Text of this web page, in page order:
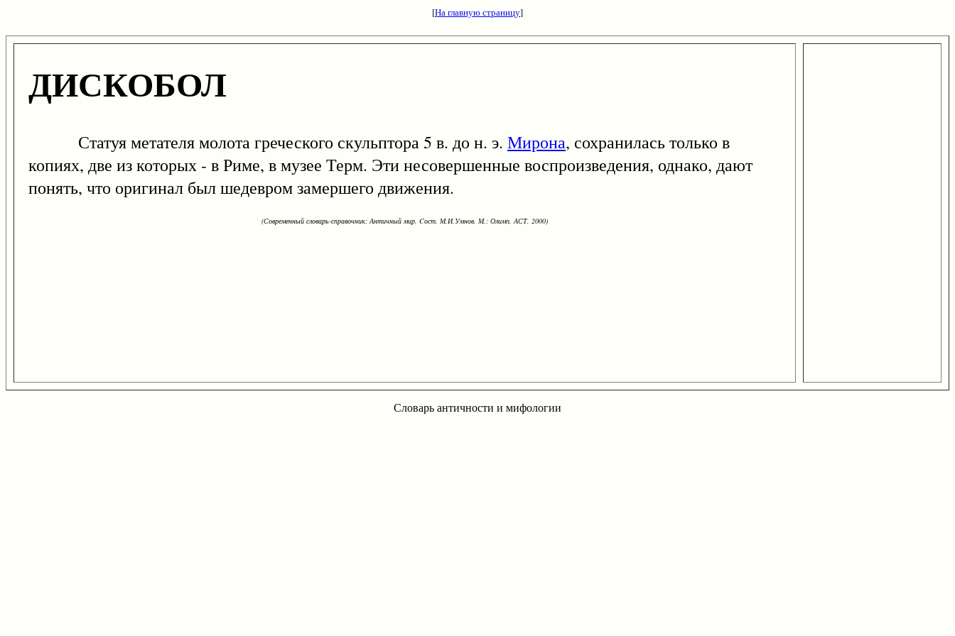
[На главную страницу]
ДИСКОБОЛ
Статуя метателя молота греческого скульптора 5 в. до н. э. Мирона, сохранилась только в
копиях, две из которых - в Риме, в музее Терм. Эти несовершенные воспроизведения, однако, дают
понять, что оригинал был шедевром замершего движения.
(Современный словарь-справочник: Античный мир. Cост. М.И.Умнов. М.: Олимп, АСТ, 2000)
Словарь античности и мифологии